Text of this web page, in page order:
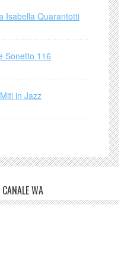
Isabella Quarantotti
Sonetto 116
in Jazz
WA